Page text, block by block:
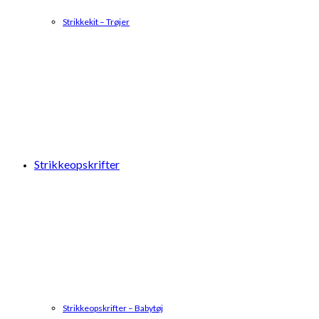
Strikkekit – Trøjer
Strikkeopskrifter
Strikkeopskrifter – Babytøj